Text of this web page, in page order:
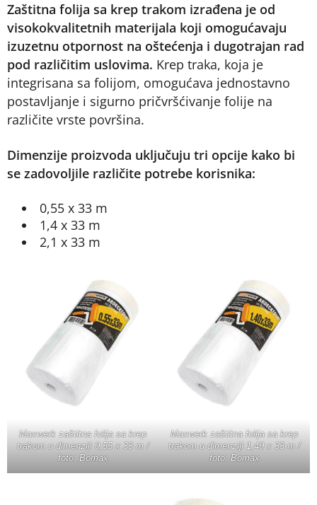
Zaštitna folija sa krep trakom izrađena je od
visokokvalitetnih materijala koji omogućavaju
izuzetnu otpornost na oštećenja i dugotrajan rad
pod različitim uslovima. Krep traka, koja je
integrisana sa folijom, omogućava jednostavno
postavljanje i sigurno pričvršćivanje folije na
različite vrste površina.
Dimenzije proizvoda uključuju tri opcije kako bi
se zadovoljile različite potrebe korisnika:
0,55 x 33 m
1,4 x 33 m
2,1 x 33 m
Maxwerk zaštitna folija sa krep
trakom u dimenziji 0,55 x 33 m /
foto: Bomax
Maxwerk zaštitna folija sa krep
trakom u dimenziji 1,40 x 33 m /
foto: Bomax